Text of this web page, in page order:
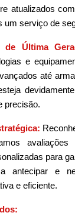
atualizados
um serviço de
de Última
e
até
precisão.
para
antecipar e
e eficiente.